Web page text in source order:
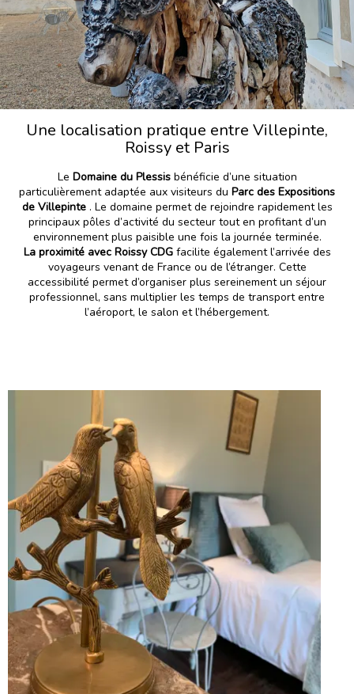
Une localisation pratique entre Villepinte,
Roissy et Paris
Le Domaine du Plessisbénéficie d’une situation
particulièrement adaptée aux visiteurs du Parc des Expositions
de Villepinte. Le domaine permet de rejoindre rapidement les
principaux pôles d’activité du secteur tout en profitant d’un
environnement plus paisible une fois la journée terminée.
La proximité avec Roissy CDGfacilite également l’arrivée des
voyageurs venant de France ou de l’étranger. Cette
accessibilité permet d’organiser plus sereinement un séjour
professionnel, sans multiplier les temps de transport entre
l’aéroport, le salon et l’hébergement.